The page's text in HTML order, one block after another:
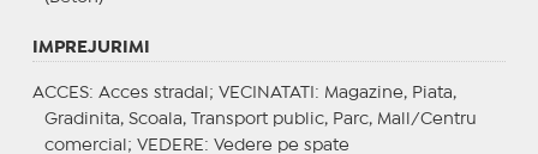
IMPREJURIMI
ACCES: Acces stradal; VECINATATI : Magazine, Piata,
Gradinita, Scoala, Transport public, Parc, Mall/Centru
comercial; VEDERE : Vedere pe spate